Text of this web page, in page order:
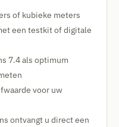
of kubieke meters
een testkit of digitale
7.4 als optimum
voor uw
ontvangt u direct een